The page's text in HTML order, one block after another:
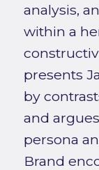
analysis,
within a
presents
by
and
persona
Brand